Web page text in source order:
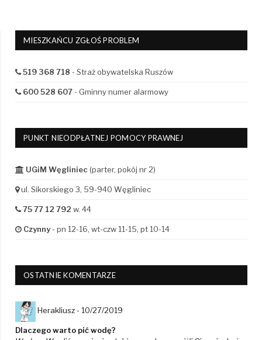
MIESZKAŃCU ZGŁOŚ PROBLEM
519 368 718 - Straż obywatelska Ruszów
600 528 607- Gminny numer alarmowy
PUNKT NIEODPŁATNEJ POMOCY PRAWNEJ
UGiM Węgliniec (parter, pokój nr 2)
ul. Sikorskiego 3, 59-940 Węgliniec
75 77 12 792 w. 44
Czynny- pn 12-16, wt-czw 11-15, pt 10-14
OSTATNIE KOMENTARZE
Herakliusz - 10/27/2019
Dlaczego warto pić wodę?